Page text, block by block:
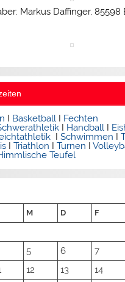
Markus Daffinger, 85598
I Basketball I Fechten
I Handball I
ISchwimmen I
ITriathlon ITurnen I
Teufel
M D F
5 6 7
12 13 14